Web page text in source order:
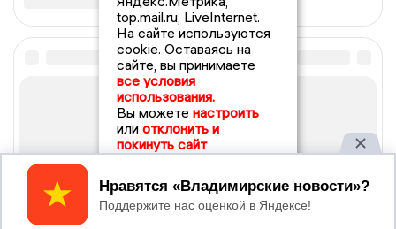
top.mail.ru, LiveInternet.
На сайте используются
cookie. Оставаясь на
сайте, вы принимаете
все условия
использования.
Вы можете настроить
или отклонить и
покинуть сайт
Принять